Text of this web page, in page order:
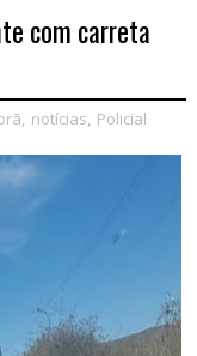
com carreta
, notícias, Policial